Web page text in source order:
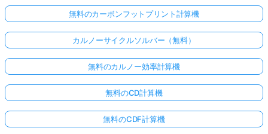
無料のカーボンフットプリント計算機
カルノーサイクルソルバー（無料）
無料のカルノー効率計算機
無料のCD計算機
無料のCDF計算機